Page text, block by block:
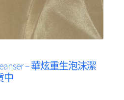
– 華炫重生泡沫潔
中